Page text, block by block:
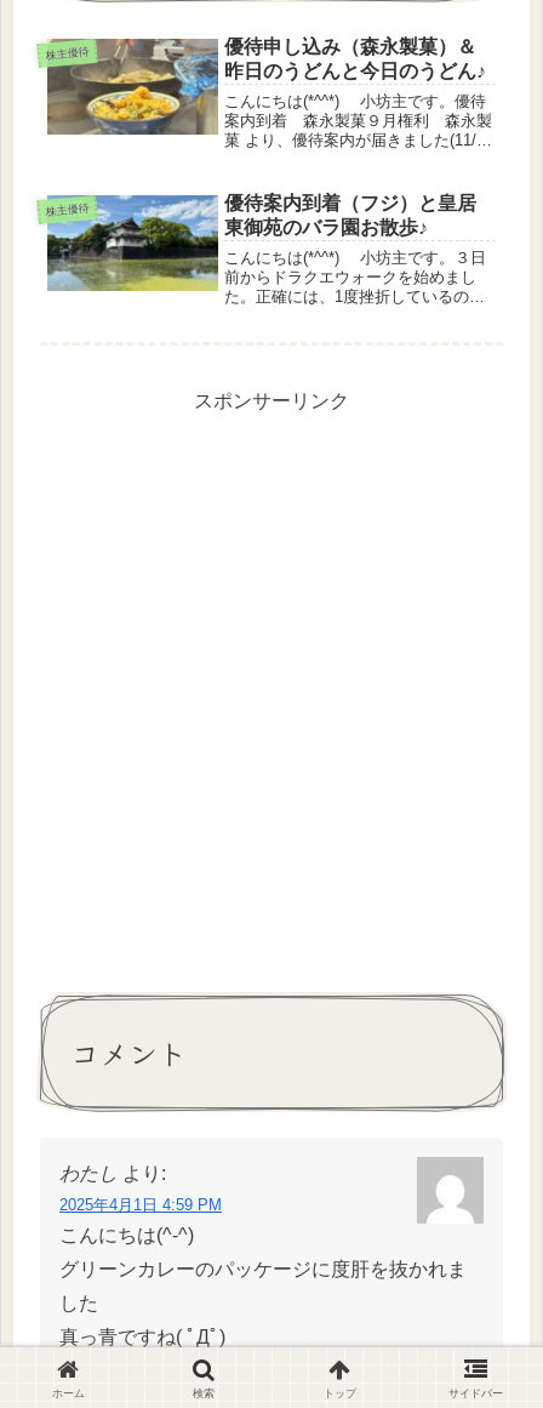
株主優待
優待申し込み（森永製菓）＆
昨日のうどんと今日のうどん♪
こんにちは(*^^*) 小坊主です。優待
案内到着 森永製菓９月権利 森永製
菓 より、優待案内が届きました(11/17
り 2.43%優待 9月 自社製...
株主優待
優待案内到着（フジ）と皇居
東御苑のバラ園お散歩♪
こんにちは(*^^*) 小坊主です。３日
前からドラクエウォークを始めまし
た。正確には、1度挫折しているので
スポンサーリンク
コメント
わたし より:
2025年4月1日 4:59 PM
こんにちは(^-^)
グリーンカレーのパッケージに度肝を抜かれま
した
真っ青ですね( ﾟДﾟ)
ホーム 検索 トップ サイドバー